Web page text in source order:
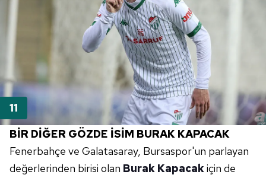
BİR DİĞER GÖZDE İSİM BURAK KAPACAK
Fenerbahçe ve Galatasaray, Bursaspor'un parlayan
değerlerinden birisi olan Burak Kapacakiçin de